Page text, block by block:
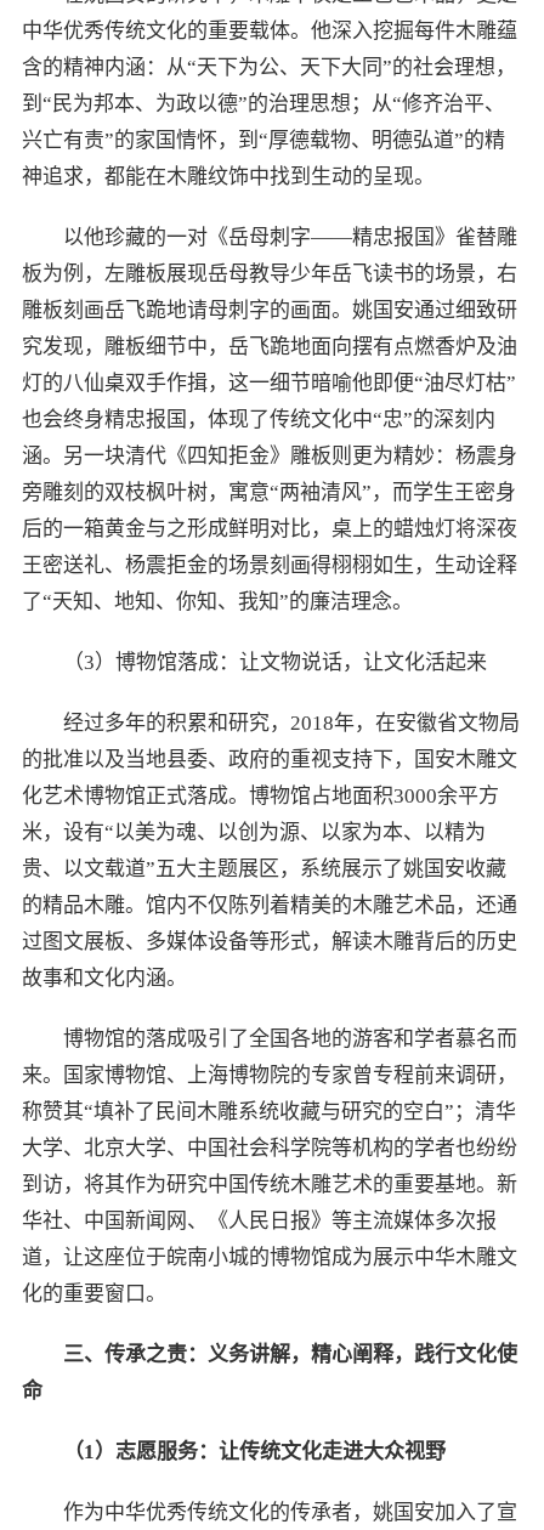
中华优秀传统文化的重要载体。他深入挖掘每件木雕蕴
含的精神内涵：从“天下为公、天下大同”的社会理想，
到“民为邦本、为政以德”的治理思想；从“修齐治平、
兴亡有责”的家国情怀，到“厚德载物、明德弘道”的精
神追求，都能在木雕纹饰中找到生动的呈现。
以他珍藏的一对《岳母刺字——精忠报国》雀替雕
板为例，左雕板展现岳母教导少年岳飞读书的场景，右
雕板刻画岳飞跪地请母刺字的画面。姚国安通过细致研
究发现，雕板细节中，岳飞跪地面向摆有点燃香炉及油
灯的八仙桌双手作揖，这一细节暗喻他即便“油尽灯枯”
也会终身精忠报国，体现了传统文化中“忠”的深刻内
涵。另一块清代《四知拒金》雕板则更为精妙：杨震身
旁雕刻的双枝枫叶树，寓意“两袖清风”，而学生王密身
后的一箱黄金与之形成鲜明对比，桌上的蜡烛灯将深夜
王密送礼、杨震拒金的场景刻画得栩栩如生，生动诠释
了“天知、地知、你知、我知”的廉洁理念。
（3）博物馆落成：让文物说话，让文化活起来
经过多年的积累和研究，2018年，在安徽省文物局
的批准以及当地县委、政府的重视支持下，国安木雕文
化艺术博物馆正式落成。博物馆占地面积3000余平方
米，设有“以美为魂、以创为源、以家为本、以精为
贵、以文载道”五大主题展区，系统展示了姚国安收藏
的精品木雕。馆内不仅陈列着精美的木雕艺术品，还通
过图文展板、多媒体设备等形式，解读木雕背后的历史
故事和文化内涵。
博物馆的落成吸引了全国各地的游客和学者慕名而
来。国家博物馆、上海博物院的专家曾专程前来调研，
称赞其“填补了民间木雕系统收藏与研究的空白”；清华
大学、北京大学、中国社会科学院等机构的学者也纷纷
到访，将其作为研究中国传统木雕艺术的重要基地。新
华社、中国新闻网、《人民日报》等主流媒体多次报
道，让这座位于皖南小城的博物馆成为展示中华木雕文
化的重要窗口。
三、传承之责：义务讲解，精心阐释，践行文化使
命
（1）志愿服务：让传统文化走进大众视野
作为中华优秀传统文化的传承者，姚国安加入了宣